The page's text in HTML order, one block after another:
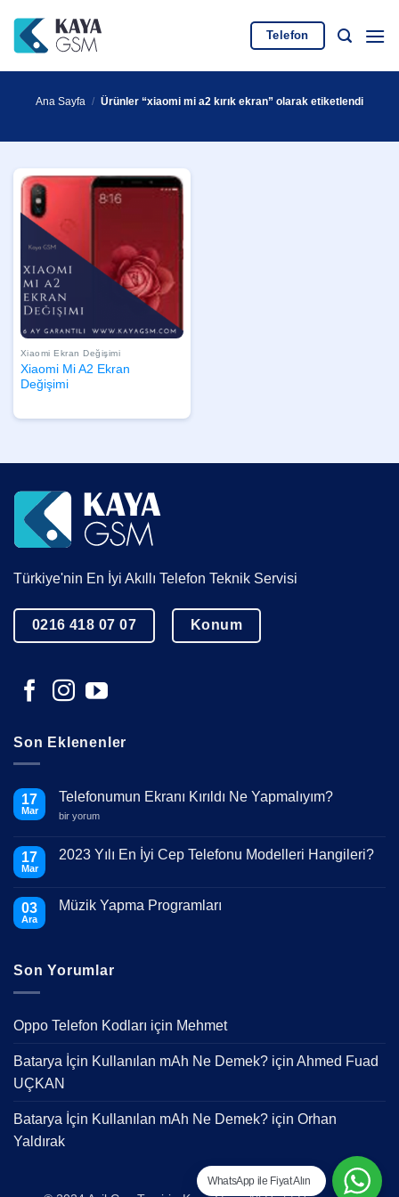
atla
Telefon
Ana Sayfa / Ürünler “xiaomi mi a2 kırık ekran” olarak etiketlendi
Xiaomi Ekran Değişimi
Xiaomi Mi A2 Ekran
Değişimi
Türkiye'nin En İyi Akıllı Telefon Teknik Servisi
0216 418 07 07 Konum
Son Eklenenler
17
Mar
Telefonumun Ekranı Kırıldı Ne Yapmalıyım?
Telefonumun
Ne
Yapmalıyım?
bir yorum
17
Mar
2023 Yılı En İyi Cep Telefonu Modelleri Hangileri?
Yılı
Modelleri
Hangileri?
03
Ara
Müzik Yapma Programları
Programları
Son Yorumlar
Oppo Telefon Kodları için Mehmet
Batarya İçin Kullanılan mAh Ne Demek? için Ahmed Fuad
UÇKAN
Batarya İçin Kullanılan mAh Ne Demek? için Orhan
Yaldırak
WhatsApp ile Fiyat Alın